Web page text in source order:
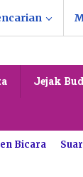
Jejak
Bicara